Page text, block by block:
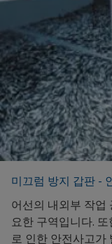
있으므로 지속적인
가 정보를 원하신
미끄럼 방지 갑판 -
어선의 내외부 작업
요한 구역입니다.
로 인한 안전사고가